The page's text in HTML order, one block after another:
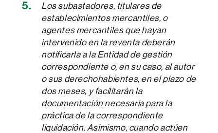
Los subastadores, titulares de
establecimientos mercantiles, o
agentes mercantiles que hayan
intervenido en la reventa deberán
notificarla a la Entidad de gestión
correspondiente o, en su caso, al autor
o sus derechohabientes, en el plazo de
dos meses, y facilitarán la
documentación necesaria para la
práctica de la correspondiente
liquidación. Asimismo, cuando actúen